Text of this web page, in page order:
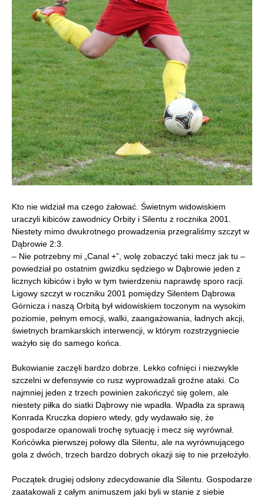
Kto nie widział ma czego żałować. Świetnym widowiskiem
uraczyli kibiców zawodnicy Orbity i Silentu z rocznika 2001.
Niestety mimo dwukrotnego prowadzenia przegraliśmy szczyt w
Dąbrowie 2:3.
– Nie potrzebny mi „Canal +”, wolę zobaczyć taki mecz jak tu –
powiedział po ostatnim gwizdku sędziego w Dąbrowie jeden z
licznych kibiców i było w tym twierdzeniu naprawdę sporo racji.
Ligowy szczyt w roczniku 2001 pomiędzy Silentem Dąbrowa
Górnicza i naszą Orbitą był widowiskiem toczonym na wysokim
poziomie, pełnym emocji, walki, zaangażowania, ładnych akcji,
świetnych bramkarskich interwencji, w którym rozstrzygniecie
ważyło się do samego końca.
Bukowianie zaczęli bardzo dobrze. Lekko cofnięci i niezwykle
szczelni w defensywie co rusz wyprowadzali groźne ataki. Co
najmniej jeden z trzech powinien zakończyć się golem, ale
niestety piłka do siatki Dąbrowy nie wpadła. Wpadła za sprawą
Konrada Kruczka dopiero wtedy, gdy wydawało się, że
gospodarze opanowali trochę sytuację i mecz się wyrównał.
Końcówka pierwszej połowy dla Silentu, ale na wyrównującego
gola z dwóch, trzech bardzo dobrych okazji się to nie przełożyło.
Początek drugiej odsłony zdecydowanie dla Silentu. Gospodarze
zaatakowali z całym animuszem jaki byli w stanie z siebie